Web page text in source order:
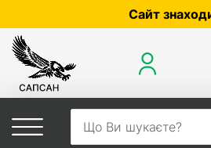
Сайт знаходиться в